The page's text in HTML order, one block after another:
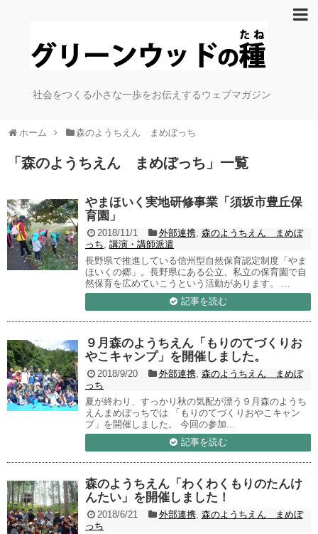
社会をつくる小さな一歩をお伝えするウェブマガジン
ホーム 森のようちえん まめぼっち
「 森のようちえん まめぼっち 」 一覧
やまほいく実地研修事業「須坂市豊丘保
育園」
2018/11/1 外部連携, 森のようちえん まめぼ
っち, 講演・講師派遣
長野県で推進している信州型自然保育認定制度「やま
ほいくの郷」。長野県にある公立、私立の保育園で自
然保育を広めていこうという活動があります。 ...
記事を読む
９月森のようちえん「もりのてづくりお
やこキャンプ」を開催しました。
2018/9/20 外部連携, 森のようちえん まめぼ
っち
夏が終わり、すっかり秋の気配が漂う９月森のようち
えんまめぼっちでは 「もりのてづくりおやこキャン
プ」を開催しました。 今回の参加...
記事を読む
森のようちえん「わくわくもりのたんけ
んたい」を開催しました！
2018/6/21 外部連携, 森のようちえん まめぼ
っち